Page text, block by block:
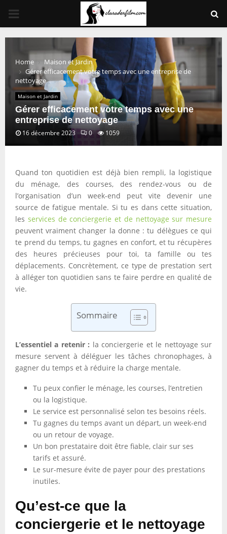
PRIMARY
MENU
Home
Maison et Jardin
Gérer efficacement votre temps avec une entreprise de
nettoyage
Maison et Jardin
Gérer efficacement votre temps avec une
entreprise de nettoyage
16 décembre 2023 0 1059
Quand ton quotidien est déjà bien rempli, la logistique
du ménage, des courses, des rendez-vous ou de
l’organisation d’un week-end peut vite devenir une
source de fatigue mentale. Si tu es dans cette situation,
les services de conciergerie et de nettoyage sur mesure
peuvent vraiment changer la donne : tu délègues ce qui
te prend du temps, tu gagnes en confort, et tu récupères
des heures précieuses pour toi, ta famille ou tes
déplacements. Concrètement, ce type de prestation sert
à alléger ton quotidien sans te faire perdre en qualité de
vie.
Sommaire
L’essentiel a retenir : la conciergerie et le nettoyage sur
mesure servent à déléguer les tâches chronophages, à
gagner du temps et à réduire la charge mentale.
Tu peux confier le ménage, les courses, l’entretien
ou la logistique.
Le service est personnalisé selon tes besoins réels.
Tu gagnes du temps avant un départ, un week-end
ou un retour de voyage.
Un bon prestataire doit être fiable, clair sur ses
tarifs et assuré.
Le sur-mesure évite de payer pour des prestations
inutiles.
Qu’est-ce que la
conciergerie et le nettoyage